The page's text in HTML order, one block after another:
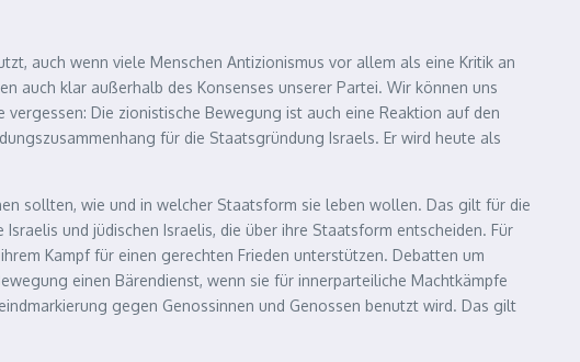
auch wenn viele Menschen Antizionismus vor allem als eine Kritik an
auch klar außerhalb des Konsenses unserer Partei. Wir können uns
Die zionistische Bewegung ist auch eine Reaktion auf den
für die Staatsgründung Israels. Er wird heute als
sollten, wie und in welcher Staatsform sie leben wollen. Das gilt für die
und jüdischen Israelis, die über ihre Staatsform entscheiden. Für
Kampf für einen gerechten Frieden unterstützen. Debatten um
einen Bärendienst, wenn sie für innerparteiliche Machtkämpfe
gegen Genossinnen und Genossen benutzt wird. Das gilt